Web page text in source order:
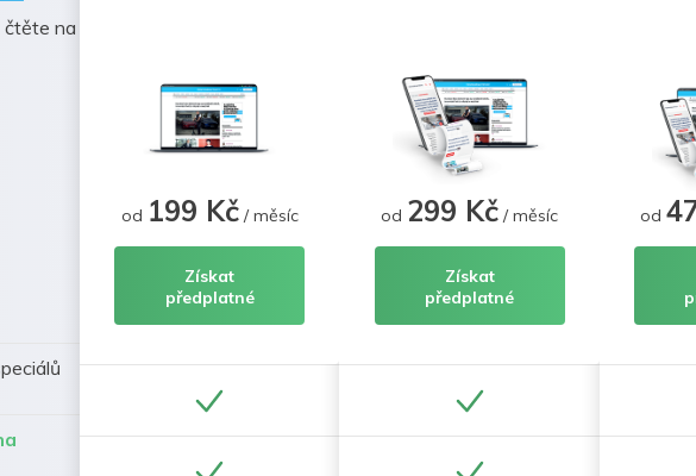
čtěte na
od 199 Kč/ měsíc
Získat
předplatné
od 299 Kč / měsíc
Získat
předplatné
od